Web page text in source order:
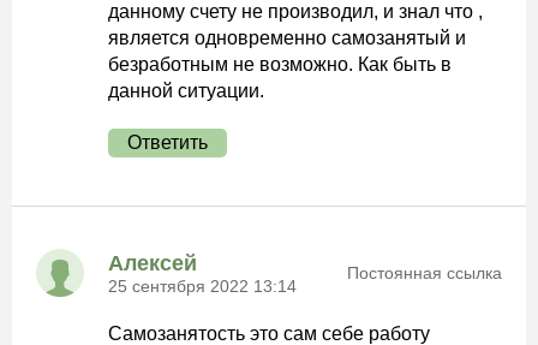
данному счету не производил, и знал что ,
является одновременно самозанятый и
безработным не возможно. Как быть в
данной ситуации.
Ответить
Алексей
25 сентября 2022 13:14
Постоянная ссылка
Самозанятость это сам себе работу